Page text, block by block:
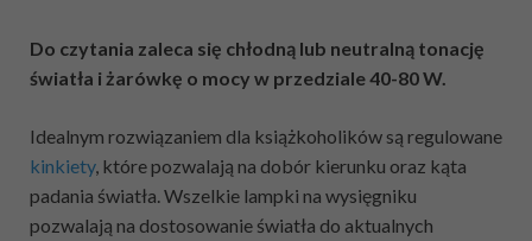
Do czytania zaleca się chłodną lub neutralną tonację
światła i żarówkę o mocy w przedziale 40-80 W.
Idealnym rozwiązaniem dla książkoholików są regulowane
kinkiety, które pozwalają na dobór kierunku oraz kąta
padania światła. Wszelkie lampki na wysięgniku
pozwalają na dostosowanie światła do aktualnych